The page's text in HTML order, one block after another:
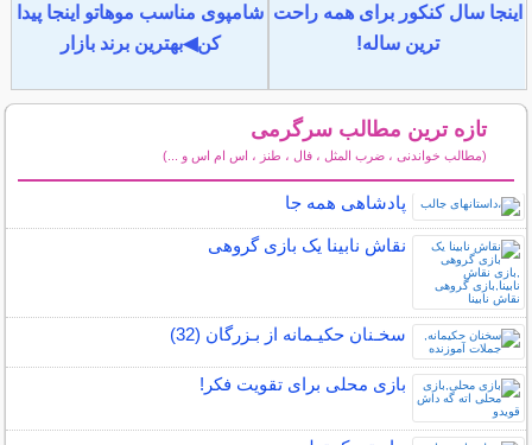
اینجا سال کنکور برای همه راحت
ترین ساله!
شامپوی مناسب موهاتو اینجا پیدا
کن◀بهترین برند بازار
تازه ترین مطالب سرگرمی
(مطالب خواندنی ، ضرب المثل ، فال ، طنز ، اس ام اس و ...)
پادشاهی همه جا
نقاش نابینا یک بازی گروهی
سخـنان حکیـمانه از بـزرگان (32)
بازی محلی برای تقویت فکر!